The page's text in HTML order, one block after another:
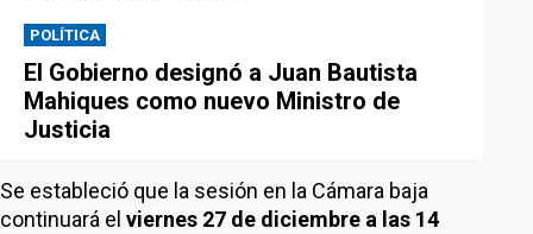
POLÍTICA
El Gobierno designó a Juan Bautista
Mahiques como nuevo Ministro de
Justicia
Se estableció que la sesión en la Cámara baja
continuará el viernes 27 de diciembre a las 14